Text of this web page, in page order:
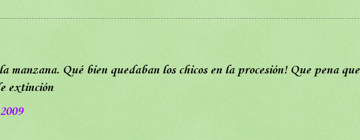
manzana. Qué bien quedaban los chicos en la procesión! Que pena que
extinción